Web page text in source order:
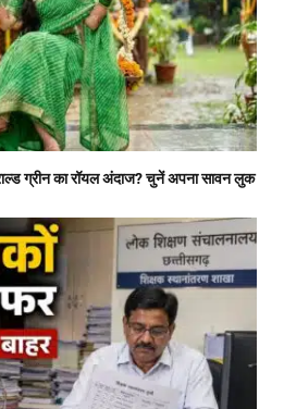
ग्रीन का रॉयल अंदाज? चुनें अपना सावन लुक